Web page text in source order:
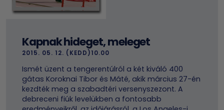
Kapnak hideget, meleget
2015. 05. 12. (KEDD)10.00
Ismét üzent a tengerentúlról a két kiváló 400
gátas Koroknai Tibor és Máté, akik március 27-én
kezdték meg a szabadtéri versenyszezont. A
debreceni fiúk levelükben a fontosabb